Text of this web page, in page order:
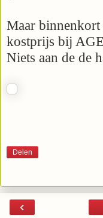
Maar binnenkort
kostprijs bij
Niets aan de de
Delen
‹